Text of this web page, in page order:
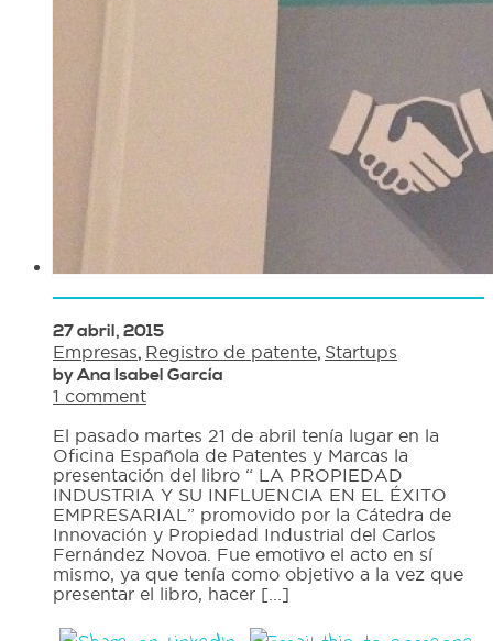
27 abril, 2015
Empresas, Registro de patente, Startups
by Ana Isabel García
1 comment
El pasado martes 21 de abril tenía lugar en la
Oficina Española de Patentes y Marcas la
presentación del libro “ LA PROPIEDAD
INDUSTRIA Y SU INFLUENCIA EN EL ÉXITO
EMPRESARIAL” promovido por la Cátedra de
Innovación y Propiedad Industrial del Carlos
Fernández Novoa. Fue emotivo el acto en sí
mismo, ya que tenía como objetivo a la vez que
presentar el libro, hacer [...]